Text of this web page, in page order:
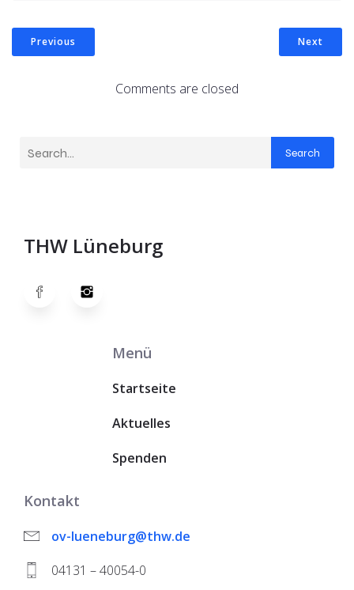
Previous Next
Comments are closed
Search
THW Lüneburg
Menü
Startseite
Aktuelles
Spenden
Kontakt
ov-lueneburg@thw.de
04131 – 40054-0